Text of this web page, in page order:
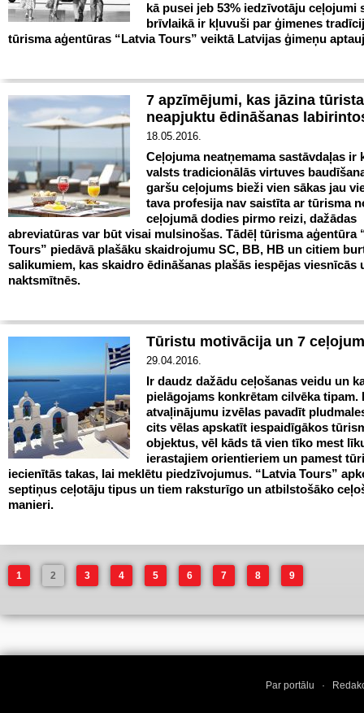
kā pusei jeb 53% iedzīvotāju ceļojumi
brīvlaikā ir kļuvuši par ģimenes
tūrisma aģentūras “Latvia Tours” veiktā Latvijas ģimeņu
7 apzīmējumi, kas jāzina
neapjuktu ēdināšanas
18.05.2016.
Ceļojuma neatņemama sastāvdaļas ir
valsts tradicionālās virtuves
garšu ceļojums bieži vien sākas jau
tava profesija nav saistīta ar tūrisma
ceļojumā dodies pirmo reizi, dažādas
abreviatūras var būt visai mulsinošas. Tādēļ tūrisma aģentūra
Tours” piedāvā plašāku skaidrojumu SC, BB, HB un citiem
salikumiem, kas skaidro ēdināšanas plašās iespējas viesnīcās
naktsmītnēs.
Tūristu motivācija un 7
29.04.2016.
Ir daudz dažādu ceļošanas veidu un
pielāgojams konkrētam cilvēka tipam.
atvaļinājumu izvēlas pavadīt
cits vēlas apskatīt iespaidīgākos
objektus, vēl kāds tā vien tīko mest
ierastajiem orientieriem un pamest
iecienītās takas, lai meklētu piedzīvojumus. “Latvia Tours”
septiņus ceļotāju tipus un tiem raksturīgo un atbilstošāko
manieri.
1 2 3 4 5 6 7 8 9
Par portālu ·